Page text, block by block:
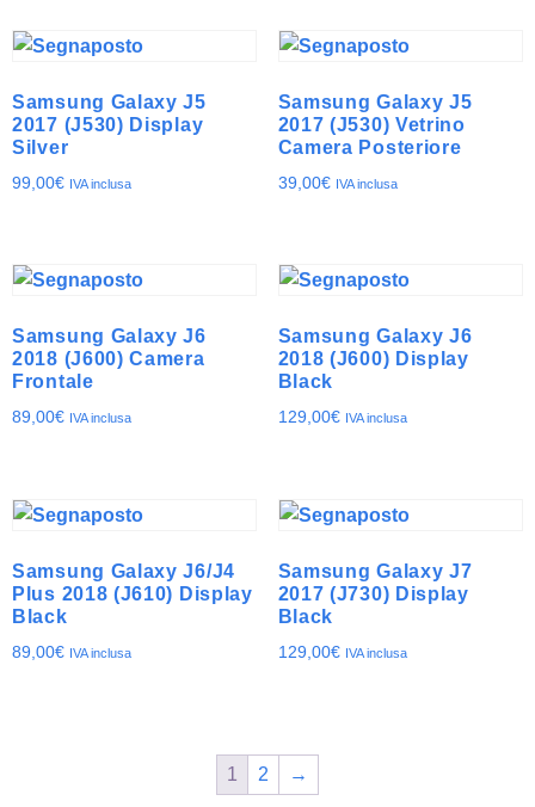
Samsung Galaxy J5
2017 (J530) Display
Silver
99,00€ IVA inclusa
Samsung Galaxy J5
2017 (J530) Vetrino
Camera Posteriore
39,00€ IVA inclusa
Samsung Galaxy J6
2018 (J600) Camera
Frontale
89,00€ IVA inclusa
Samsung Galaxy J6
2018 (J600) Display
Black
129,00€ IVA inclusa
Samsung Galaxy J6/J4
Plus 2018 (J610) Display
Black
89,00€ IVA inclusa
Samsung Galaxy J7
2017 (J730) Display
Black
129,00€ IVA inclusa
1 2 →